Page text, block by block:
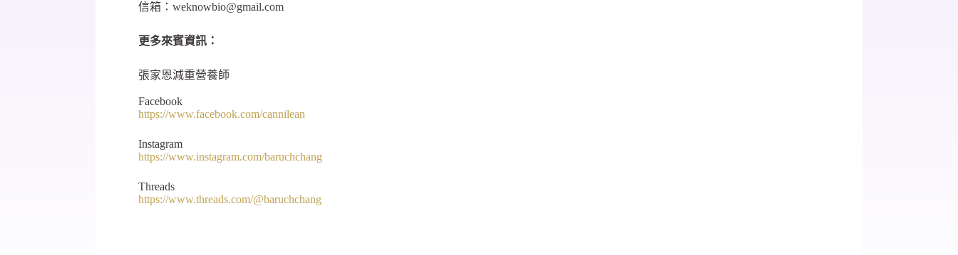
信箱： weknowbio@gmail.com
更多來賓資訊：
張家恩減重營養師
Facebook
https://www.facebook.com/cannilean
Instagram
https://www.instagram.com/baruchchang
Threads
https://www.threads.com/@baruchchang